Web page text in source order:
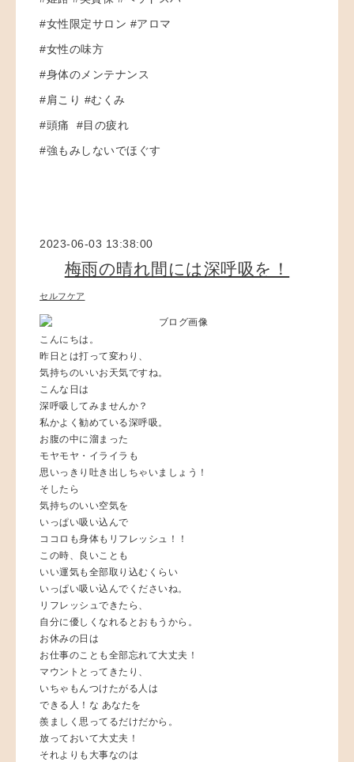
#女性限定サロン #アロマ
#女性の味方
#身体のメンテナンス
#肩こり #むくみ
#頭痛 #目の疲れ
#強もみしないでほぐす
2023-06-03 13:38:00
梅雨の晴れ間には深呼吸を！
セルフケア
こんにちは。
昨日とは打って変わり、
気持ちのいいお天気ですね。
こんな日は
深呼吸してみませんか？
私かよく勧めている深呼吸。
お腹の中に溜まった
モヤモヤ・イライラも
思いっきり吐き出しちゃいましょう！
そしたら
気持ちのいい空気を
いっぱい吸い込んで
ココロも身体もリフレッシュ！！
この時、良いことも
いい運気も全部取り込むくらい
いっぱい吸い込んでくださいね。
リフレッシュできたら、
自分に優しくなれるとおもうから。
お休みの日は
お仕事のことも全部忘れて大丈夫！
マウントとってきたり、
いちゃもんつけたがる人は
できる人！な あなたを
羨ましく思ってるだけだから。
放っておいて大丈夫！
それよりも大事なのは